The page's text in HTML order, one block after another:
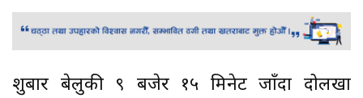
शुक्रबार बेलुकी ९ बजेर १५ मिनेट जाँदा दोलखा